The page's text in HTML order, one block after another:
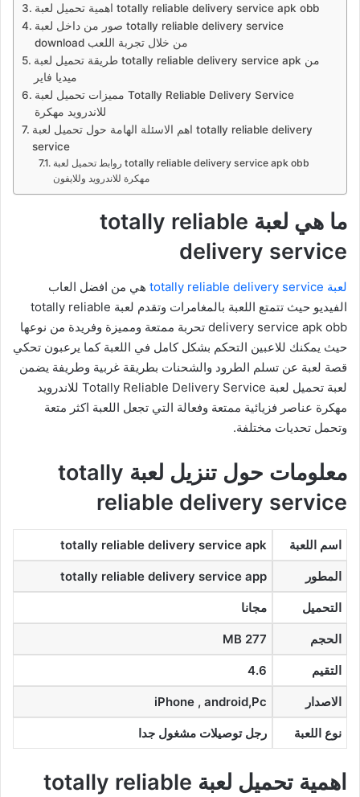
اهمية تحميل لعبة totally reliable delivery service apk obb
صور من داخل لعبة totally reliable delivery service
download من خلال تجربة اللعب
طريقة تحميل لعبة totally reliable delivery service apk من
ميديا فاير
مميزات تحميل لعبة Totally Reliable Delivery Service
للاندرويد مهكرة
اهم الاسئلة الهامة حول تحميل لعبة totally reliable delivery
service
روابط تحميل لعبة totally reliable delivery service apk obb
مهكرة للاندرويد وللايفون
ما هي لعبة totally reliable
delivery service
لعبة totally reliable delivery service
هي من افضل العاب
الفيديو حيث تتمتع اللعبة بالمغامرات وتقدم لعبة totally reliable
delivery service apk obb تحربة ممتعة ومميزة وفريدة من نوعها
حيث يمكنك للاعبين التحكم بشكل كامل في اللعبة كما يرعبون تحكي
قصة لعبة عن تسلم الطرود والشحنات بطريقة غربية وطريفة يضمن
لعبة تحميل لعبة Totally Reliable Delivery Service للاندرويد
مهكرة عناصر فزيائية ممتعة وفعالة التي تجعل اللعبة اكثر متعة
وتحمل تحديات مختلفة.
معلومات حول تنزيل لعبة totally
reliable delivery service
اسم اللعبة totally reliable delivery service apk
المطور totally reliable delivery service app
التحميل مجانا
الحجم 277 MB
التقيم 4.6
الاصدار iPhone , android,Pc
نوع اللعبة رجل توصيلات مشغول جدا
اهمية تحميل لعبة totally reliable